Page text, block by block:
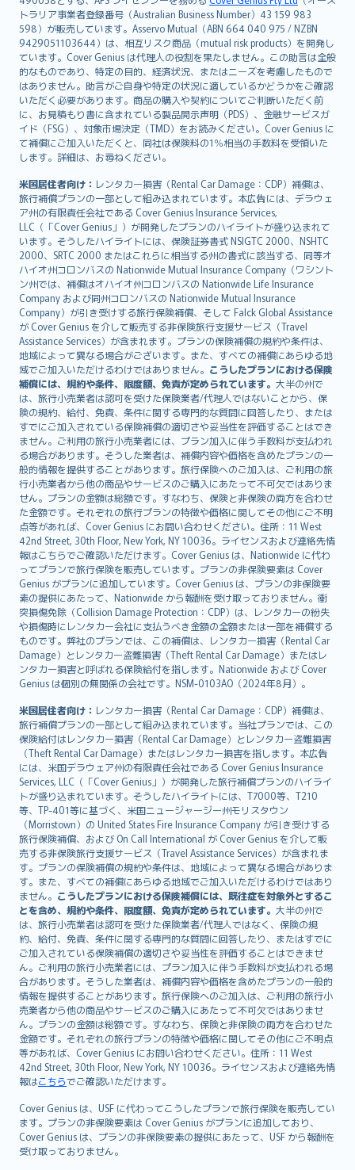
トラリア事業者登録番号（Australian Business Number）43 159 983
598）が販売しています。Asservo Mutual（ABN 664 040 975 / NZBN
9429051103644）は、相互リスク商品（mutual risk products）を開発し
ています。Cover Genius は代理人の役割を果たしません。この助言は全般
的なものであり、特定の目的、経済状況、またはニーズを考慮したもので
はありません。助言がご自身や特定の状況に適しているかどうかをご確認
いただく必要があります。商品の購入や契約についてご判断いただく前
に、お見積もり書に含まれている製品開示声明（PDS）、金融サービスガ
イド（FSG）、対象市場決定（TMD）をお読みください。Cover Genius に
て補償にご加入いただくと、同社は保険料の1％相当の手数料を受領いた
します。詳細は、お尋ねください。
米国居住者向け： レンタカー損害（Rental Car Damage：CDP）補償は、
旅行補償プランの一部として組み込まれています。本広告には、デラウェ
ア州の有限責任会社である Cover Genius Insurance Services,
LLC（「Cover Genius」）が開発したプランのハイライトが盛り込まれて
います。そうしたハイライトには、保険証券書式 NSIGTC 2000、NSHTC
2000、SRTC 2000 またはこれらに相当する州の書式に該当する、同等オ
ハイオ州コロンバスの Nationwide Mutual Insurance Company（ワシント
ン州では、補償はオハイオ州コロンバスの Nationwide Life Insurance
Company および同州コロンバスの Nationwide Mutual Insurance
Company）が引き受けする旅行保険補償、そして Falck Global Assistance
が Cover Genius を介して販売する非保険旅行支援サービス（Travel
Assistance Services）が含まれます。プランの保険補償の規約や条件は、
地域によって異なる場合がございます。また、すべての補償にあらゆる地
域でご加入いただけるわけではありません。 こうしたプランにおける保険
補償には、規約や条件、限度額、免責が定められています。 大半の州で
は、旅行小売業者は認可を受けた保険業者/代理人ではないことから、保
険の規約、給付、免責、条件に関する専門的な質問に回答したり、または
すでにご加入されている保険補償の適切さや妥当性を評価することはでき
ません。ご利用の旅行小売業者には、プラン加入に伴う手数料が支払われ
る場合があります。そうした業者は、補償内容や価格を含めたプランの一
般的情報を提供することがあります。旅行保険へのご加入は、ご利用の旅
行小売業者から他の商品やサービスのご購入にあたって不可欠ではありま
せん。プランの金額は総額です。すなわち、保険と非保険の両方を合わせ
た金額です。それぞれの旅行プランの特徴や価格に関してその他にご不明
点等があれば、Cover Genius にお問い合わせください。住所：11 West
42nd Street, 30th Floor, New York, NY 10036。ライセンスおよび連絡先情
報はこちらでご確認いただけます。Cover Genius は、Nationwide に代わ
ってプランで旅行保険を販売しています。プランの非保険要素は Cover
Genius がプランに追加しています。Cover Genius は、プランの非保険要
素の提供にあたって、Nationwide から報酬を受け取っておりません。衝
突損傷免除（Collision Damage Protection：CDP）は、レンタカーの紛失
や損傷時にレンタカー会社に支払うべき金額の全額または一部を補償する
ものです。弊社のプランでは、この補償は、レンタカー損害（Rental Car
Damage）とレンタカー盗難損害（Theft Rental Car Damage）またはレ
ンタカー損害と呼ばれる保険給付を指します。Nationwide および Cover
Genius は個別の無関係の会社です。NSM-0103AO（2024年8月）。
米国居住者向け： レンタカー損害（Rental Car Damage：CDP）補償は、
旅行補償プランの一部として組み込まれています。当社プランでは、この
保険給付はレンタカー損害（Rental Car Damage）とレンタカー盗難損害
（Theft Rental Car Damage）またはレンタカー損害を指します。本広告
には、米国デラウェア州の有限責任会社である Cover Genius Insurance
Services, LLC（「Cover Genius」）が開発した旅行補償プランのハイライ
トが盛り込まれています。そうしたハイライトには、T7000等、T210
等、TP-401等に基づく、米国ニュージャージー州モリスタウン
（Morristown）の United States Fire Insurance Company が引き受けする
旅行保険補償、および On Call International が Cover Genius を介して販
売する非保険旅行支援サービス（Travel Assistance Services）が含まれま
す。プランの保険補償の規約や条件は、地域によって異なる場合がありま
す。また、すべての補償にあらゆる地域でご加入いただけるわけではあり
ません。 こうしたプランにおける保険補償には、既往症を対象外とするこ
とを含め、規約や条件、限度額、免責が定められています。 大半の州で
は、旅行小売業者は認可を受けた保険業者/代理人ではなく、保険の規
約、給付、免責、条件に関する専門的な質問に回答したり、またはすでに
ご加入されている保険補償の適切さや妥当性を評価することはできませ
ん。ご利用の旅行小売業者には、プラン加入に伴う手数料が支払われる場
合があります。そうした業者は、補償内容や価格を含めたプランの一般的
情報を提供することがあります。旅行保険へのご加入は、ご利用の旅行小
売業者から他の商品やサービスのご購入にあたって不可欠ではありませ
ん。プランの金額は総額です。すなわち、保険と非保険の両方を合わせた
金額です。それぞれの旅行プランの特徴や価格に関してその他にご不明点
等があれば、Cover Genius にお問い合わせください。住所：11 West
42nd Street, 30th Floor, New York, NY 10036。ライセンスおよび連絡先情
報はこちらでご確認いただけます。
Cover Genius は、USF に代わってこうしたプランで旅行保険を販売してい
ます。プランの非保険要素は Cover Genius がプランに追加しており、
Cover Genius は、プランの非保険要素の提供にあたって、USF から報酬を
受け取っておりません。
한국어
dansk
norsk
suomi
العربيّة
Türkçe
česky
Русский
български
català
Hrvatski
eesti
Ελληνικά
Magyar
Íslenska
Bahasa Indonesia
latviešu
Lietuviškai
Bahasa Melayu
Română
српски
Slovensky
Slovenščina
Українська
Tiếng Việt